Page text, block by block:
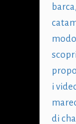
i
di